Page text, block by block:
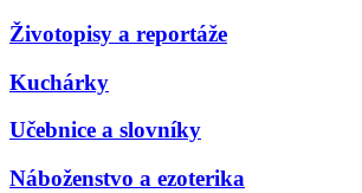
Životopisy a reportáže
Kuchárky
Učebnice a slovníky
Náboženstvo a ezoterika